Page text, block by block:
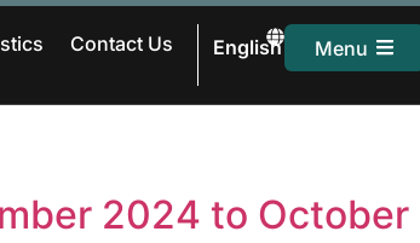
Contact Us English
සිංහල
தமிழ்
Menu
2024 to